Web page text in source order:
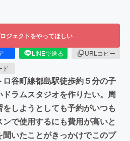
ジェクトをやってほしい
LINEで送る
URLコピー
ド
谷町線都島駅徒歩約５分の子
ラムスタジオを作りたい。周
しようとしても予約がいつも
で使用するにも費用が高いと
いたことがきっかけでこのプ